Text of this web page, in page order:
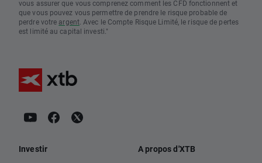
vous assurer que vous comprenez comment les CFD fonctionnent et
que vous pouvez vous permettre de prendre le risque probable de
perdre votre argent. Avec le Compte Risque Limité, le risque de pertes
est limité au capital investi."
Investir A propos d'XTB